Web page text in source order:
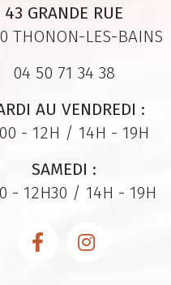
43 GRANDE RUE
THONON-LES-BAINS
04 50 71 34 38
AU VENDREDI :
- 12H / 14H - 19H
SAMEDI :
- 12H30 / 14H - 19H